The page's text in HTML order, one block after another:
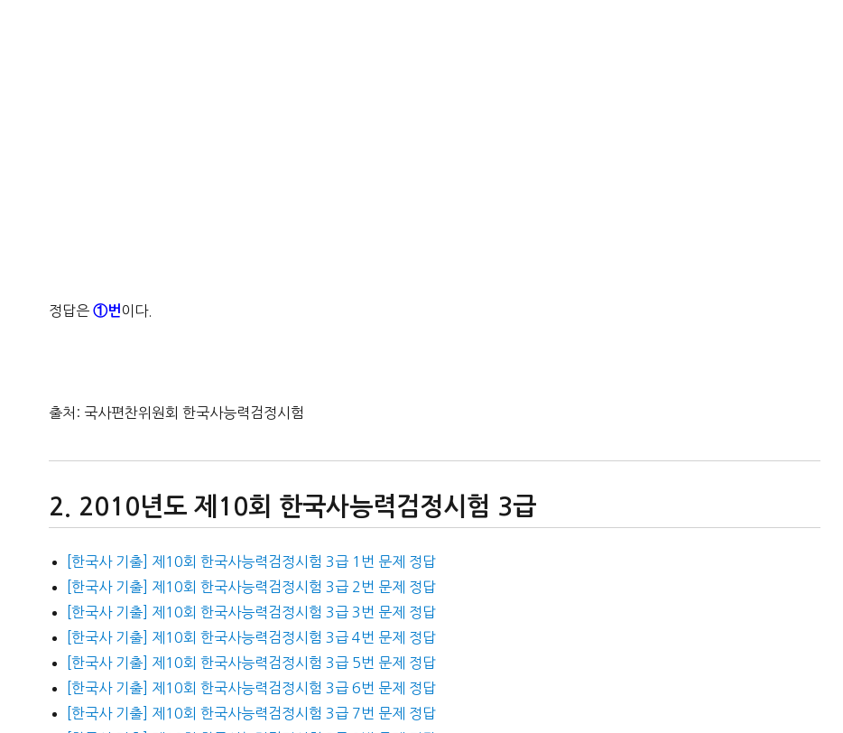
정답은 ①번 이다.
출처: 국사편찬위원회 한국사능력검정시험
2010년도 제10회 한국사능력검정시험 3급
[한국사 기출] 제10회 한국사능력검정시험 3급 1번 문제 정답
[한국사 기출] 제10회 한국사능력검정시험 3급 2번 문제 정답
[한국사 기출] 제10회 한국사능력검정시험 3급 3번 문제 정답
[한국사 기출] 제10회 한국사능력검정시험 3급 4번 문제 정답
[한국사 기출] 제10회 한국사능력검정시험 3급 5번 문제 정답
[한국사 기출] 제10회 한국사능력검정시험 3급 6번 문제 정답
[한국사 기출] 제10회 한국사능력검정시험 3급 7번 문제 정답